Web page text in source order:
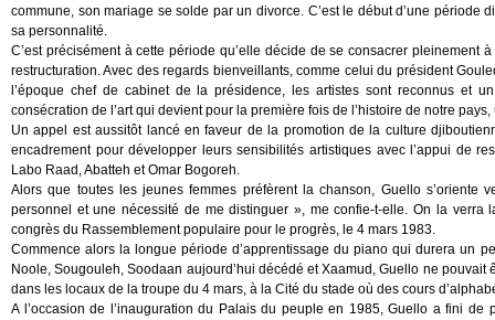
commune, son mariage se solde par un divorce. C’est le début d’une
sa personnalité.
C’est précisément à cette période qu’elle décide de se consacrer
restructuration. Avec des regards bienveillants, comme celui du président
l’époque chef de cabinet de la présidence, les artistes sont reconnus et
consécration de l’art qui devient pour la première fois de l’histoire de notre
Un appel est aussitôt lancé en faveur de la promotion de la culture
encadrement pour développer leurs sensibilités artistiques avec l’appui de
Labo Raad, Abatteh et Omar Bogoreh.
Alors que toutes les jeunes femmes préfèrent la chanson, Guello
personnel et une nécessité de me distinguer », me confie-t-elle. On la
congrès du Rassemblement populaire pour le progrès, le 4 mars 1983.
Commence alors la longue période d’apprentissage du piano qui durera un
Noole, Sougouleh, Soodaan aujourd’hui décédé et Xaamud, Guello ne
dans les locaux de la troupe du 4 mars, à la Cité du stade où des cours
A l’occasion de l’inauguration du Palais du peuple en 1985, Guello a fini